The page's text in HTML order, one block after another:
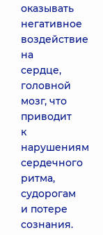
оказывать
негативное
воздействие
на
сердце,
головной
мозг, что
приводит
к
нарушениям
сердечного
ритма,
судорогам
и потере
сознания.